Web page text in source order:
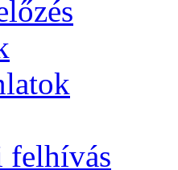
felhívás